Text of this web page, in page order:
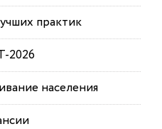
практик
2026
населения